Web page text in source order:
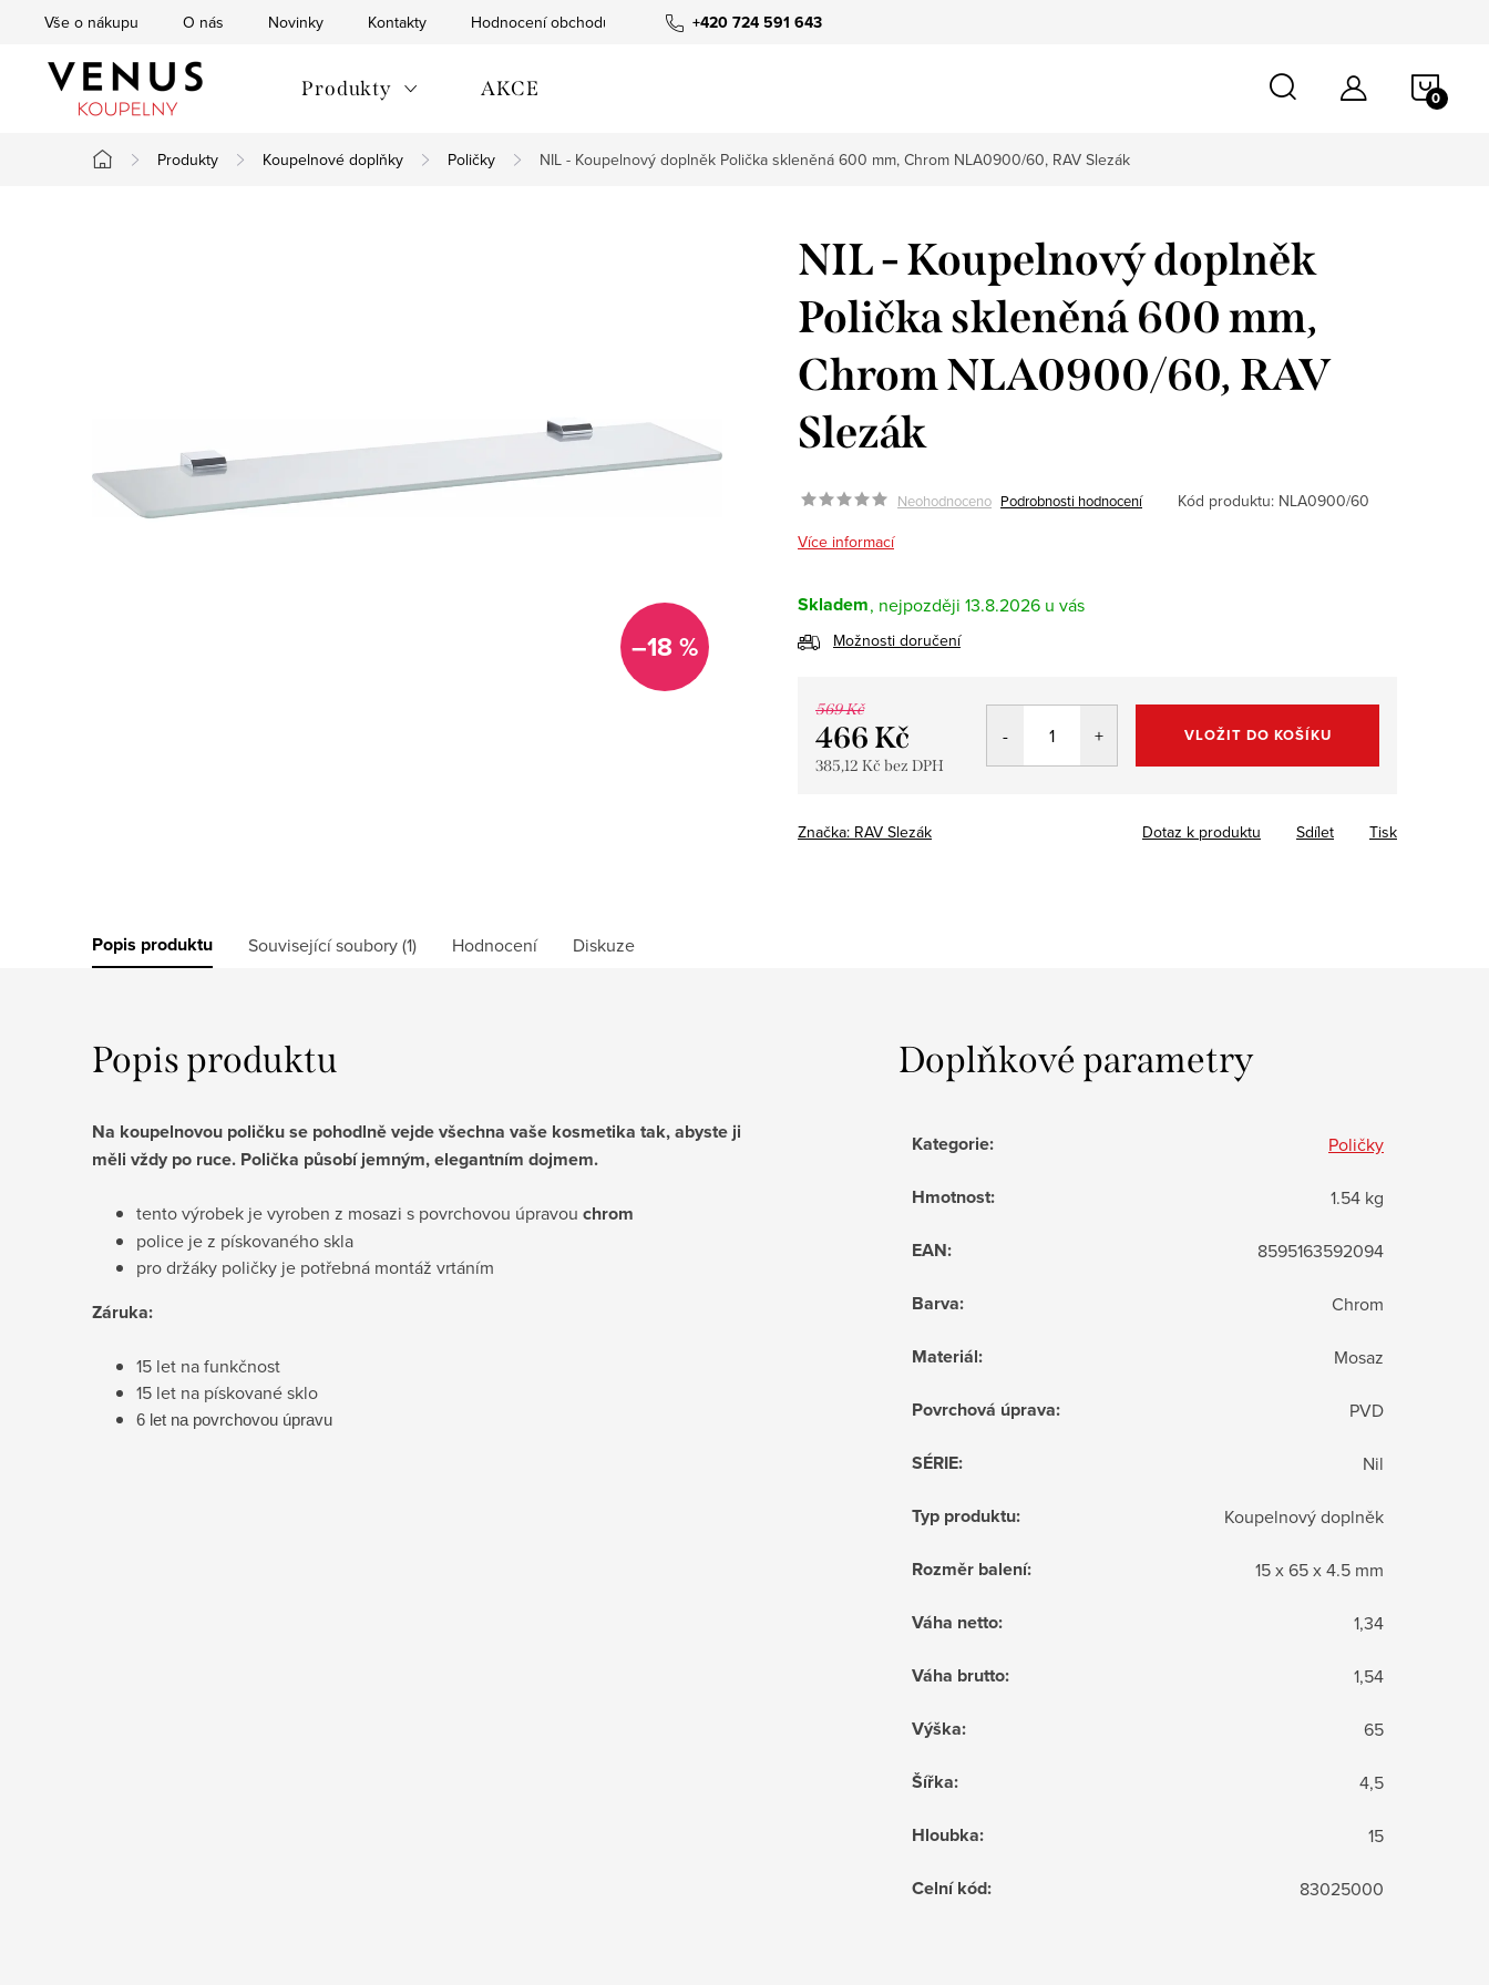
+420 724 591 643
Vše o nákupu O nás Novinky Kontakty Hodnocení obchodu
Produkty AKCE
Domů
Produkty Koupelnové doplňky Poličky NIL - Koupelnový doplněk Polička skleněná 600 mm, Chrom NLA0900/60, RAV Slezák
–18 %
NIL - Koupelnový doplněk
Polička skleněná 600 mm,
Chrom NLA0900/60, RAV
Slezák
Neohodnoceno Podrobnosti hodnocení Kód produktu: NLA0900/60
Více informací
Skladem 13.8.2026
Možnosti doručení
569 Kč
466 Kč
385,12 Kč bez DPH
VLOŽIT DO KOŠÍKU
Značka: RAV Slezák Tisk
Dotaz k produktu Sdílet
Popis produktu Související soubory (1) Hodnocení Diskuze
Popis produktu
Na koupelnovou poličku se pohodlně vejde všechna vaše kosmetika tak, abyste ji
měli vždy po ruce. Polička působí jemným, elegantním dojmem.
tento výrobek je vyroben z mosazi s povrchovou úpravou chrom
police je z pískovaného skla
pro držáky poličky je potřebná montáž vrtáním
Záruka:
15 let na funkčnost
15 let na pískované sklo
​6 let na povrchovou úpravu
Doplňkové parametry
Kategorie: Poličky
Hmotnost: 1.54 kg
EAN: 8595163592094
Barva: Chrom
Materiál: Mosaz
Povrchová úprava: PVD
SÉRIE: Nil
Typ produktu: Koupelnový doplněk
Rozměr balení: 15 x 65 x 4.5 mm
Váha netto: 1,34
Váha brutto: 1,54
Výška: 65
Šířka: 4,5
Hloubka: 15
Celní kód: 83025000